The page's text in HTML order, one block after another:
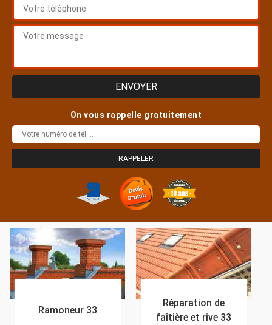
On vous rappelle gratuitement
Ramoneur 33
Réparation de
faîtière et rive 33